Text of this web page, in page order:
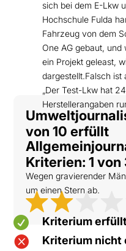
sich bei dem E-Lkw
Hochschule Fulda
Fahrzeug von dem
One AG gebaut,
ein Projekt geleast,
dargestellt.Falsch
„Der Test-Lkw hat
Herstellerangaben
von 10 erfüllt
Kriterien: 1
Wegen gravierender
um einen Stern ab.
 Kriterium erfüllt
 Kriterium nicht